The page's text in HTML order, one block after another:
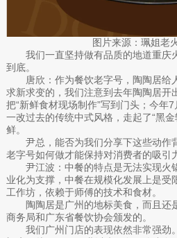
图片来源：珮姐老
我们一直坚持做有品质的地道重庆
到底。
唐欣：作为餐饮老字号，陶陶居给
求新求变的，我们注意到去年陶陶居开
把“新鲜食材现场制作”写到门头；今年7
一改过去的传统中式风格，走起了“黑
鲜。
尹总，能否为我们分享下这些动作
老字号如何做才能保持对消费者的吸引
尹江波：中餐的特点是无法实现火
业化为支撑，中餐在规模化发展上是受
工作坊，依赖于师傅的技术和食材。
陶陶居是广州的地标美食，而且还
商务局和广东省餐饮协会颁发的。
我们广州门店的表现依然非常强劲